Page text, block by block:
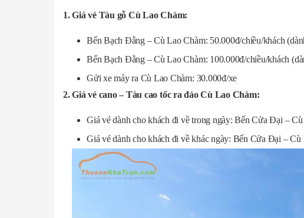
1. Giá vé Tàu gỗ Cù Lao Chàm:
Bến Bạch Đằng – Cù Lao Chàm: 50.000đ/chiều/khách
Bến Bạch Đằng – Cù Lao Chàm: 100.000đ/chiều/khách
Gửi xe máy ra Cù Lao Chàm: 30.000đ/xe
2. Giá vé cano – Tàu cao tốc ra đảo Cù Lao Chàm:
Giá vé dành cho khách đi về trong ngày: Bến Cửa Đại –
Giá vé dành cho khách đi về khác ngày: Bến Cửa Đại –